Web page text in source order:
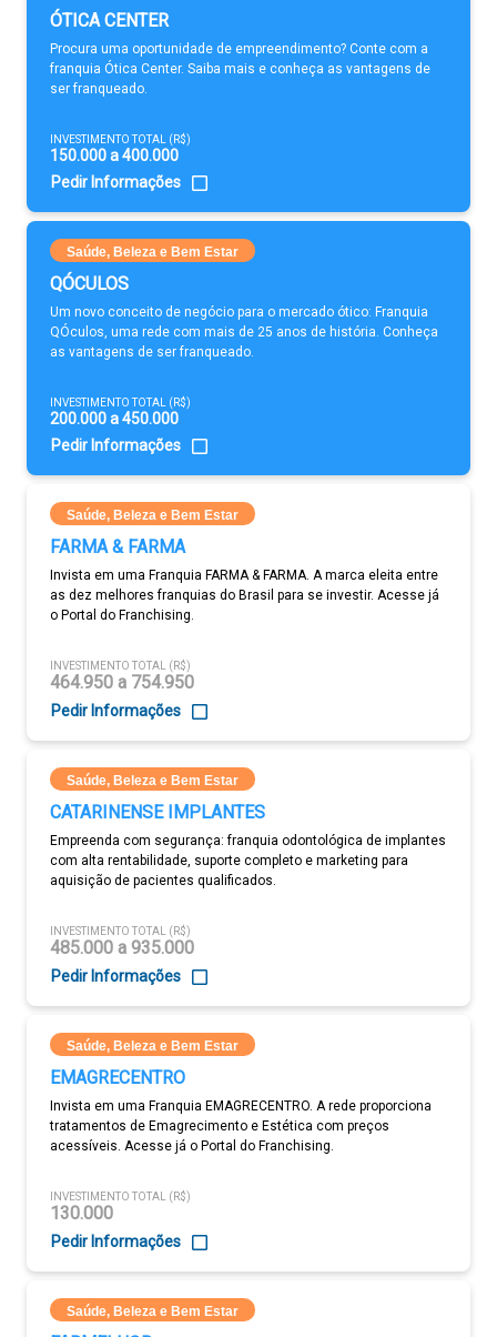
ÓTICA CENTER
Procura uma oportunidade de empreendimento? Conte com a
franquia Ótica Center. Saiba mais e conheça as vantagens de
ser franqueado.
INVESTIMENTO TOTAL (R$)
150.000 a 400.000
Pedir Informações
Saúde, Beleza e Bem Estar
QÓCULOS
Um novo conceito de negócio para o mercado ótico: Franquia
QÓculos, uma rede com mais de 25 anos de história. Conheça
as vantagens de ser franqueado.
INVESTIMENTO TOTAL (R$)
200.000 a 450.000
Pedir Informações
Saúde, Beleza e Bem Estar
FARMA & FARMA
Invista em uma Franquia FARMA & FARMA. A marca eleita entre
as dez melhores franquias do Brasil para se investir. Acesse já
o Portal do Franchising.
INVESTIMENTO TOTAL (R$)
464.950 a 754.950
Pedir Informações
Saúde, Beleza e Bem Estar
CATARINENSE IMPLANTES
Empreenda com segurança: franquia odontológica de implantes
com alta rentabilidade, suporte completo e marketing para
aquisição de pacientes qualificados.
INVESTIMENTO TOTAL (R$)
485.000 a 935.000
Pedir Informações
Saúde, Beleza e Bem Estar
EMAGRECENTRO
Invista em uma Franquia EMAGRECENTRO. A rede proporciona
tratamentos de Emagrecimento e Estética com preços
acessíveis. Acesse já o Portal do Franchising.
INVESTIMENTO TOTAL (R$)
130.000
Pedir Informações
Saúde, Beleza e Bem Estar